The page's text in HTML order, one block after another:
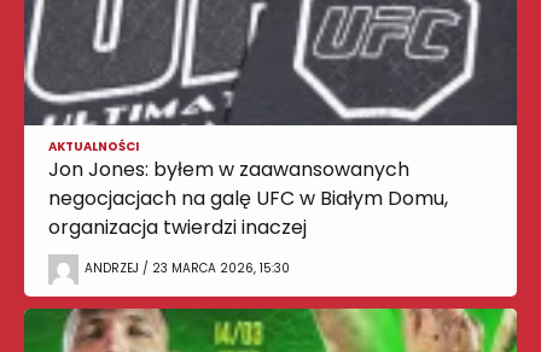
AKTUALNOŚCI
Jon Jones: byłem w zaawansowanych
negocjacjach na galę UFC w Białym Domu,
organizacja twierdzi inaczej
ANDRZEJ / 23 MARCA 2026, 15:30